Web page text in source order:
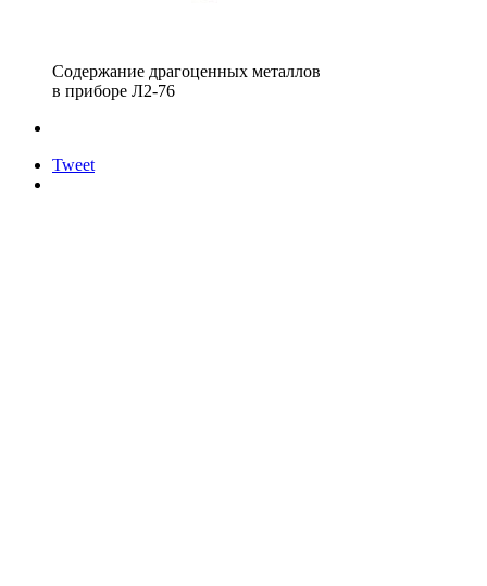
Содержание драгоценных металлов
в приборе Л2-76
Tweet